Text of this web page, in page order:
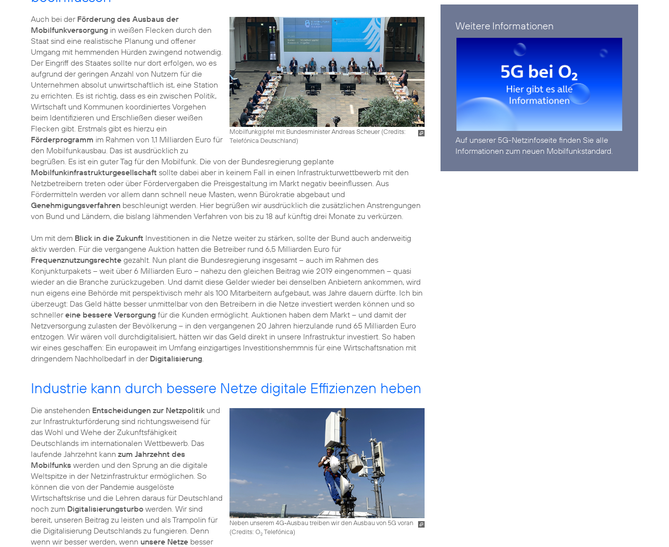
Mobilfunkgipfel mit Bundesminister Andreas Scheuer (Credits:
Telefónica Deutschland)
Auch bei der Förderung des Ausbaus der
Mobilfunkversorgung in weißen Flecken durch den
Staat sind eine realistische Planung und offener
Umgang mit hemmenden Hürden zwingend notwendig.
Der Eingriff des Staates sollte nur dort erfolgen, wo es
aufgrund der geringen Anzahl von Nutzern für die
Unternehmen absolut unwirtschaftlich ist, eine Station
zu errichten. Es ist richtig, dass es ein zwischen Politik,
Wirtschaft und Kommunen koordiniertes Vorgehen
beim Identifizieren und Erschließen dieser weißen
Flecken gibt. Erstmals gibt es hierzu ein
Förderprogramm im Rahmen von 1,1 Milliarden Euro für
den Mobilfunkausbau. Das ist ausdrücklich zu
begrüßen. Es ist ein guter Tag für den Mobilfunk. Die von der Bundesregierung geplante
Mobilfunkinfrastrukturgesellschaft sollte dabei aber in keinem Fall in einen Infrastrukturwettbewerb mit den
Netzbetreibern treten oder über Fördervergaben die Preisgestaltung im Markt negativ beeinflussen. Aus
Fördermitteln werden vor allem dann schnell neue Masten, wenn Bürokratie abgebaut und
Genehmigungsverfahren beschleunigt werden. Hier begrüßen wir ausdrücklich die zusätzlichen Anstrengungen
von Bund und Ländern, die bislang lähmenden Verfahren von bis zu 18 auf künftig drei Monate zu verkürzen.
Um mit dem Blick in die Zukunft Investitionen in die Netze weiter zu stärken, sollte der Bund auch anderweitig
aktiv werden. Für die vergangene Auktion hatten die Betreiber rund 6,5 Milliarden Euro für
Frequenznutzungsrechte gezahlt. Nun plant die Bundesregierung insgesamt – auch im Rahmen des
Konjunkturpakets – weit über 6 Milliarden Euro – nahezu den gleichen Beitrag wie 2019 eingenommen – quasi
wieder an die Branche zurückzugeben. Und damit diese Gelder wieder bei denselben Anbietern ankommen, wird
nun eigens eine Behörde mit perspektivisch mehr als 100 Mitarbeitern aufgebaut, was Jahre dauern dürfte. Ich bin
überzeugt: Das Geld hätte besser unmittelbar von den Betreibern in die Netze investiert werden können und so
schnellereine bessere Versorgung für die Kunden ermöglicht. Auktionen haben dem Markt – und damit der
Netzversorgung zulasten der Bevölkerung – in den vergangenen 20 Jahren hierzulande rund 65 Milliarden Euro
entzogen. Wir wären voll durchdigitalisiert, hätten wir das Geld direkt in unsere Infrastruktur investiert. So haben
wir eines geschaffen: Ein europaweit im Umfang einzigartiges Investitionshemmnis für eine Wirtschaftsnation mit
dringendem Nachholbedarf in der Digitalisierung.
Industrie kann durch bessere Netze digitale Effizienzen heben
Neben unserem 4G-Ausbau treiben wir den Ausbau von 5G voran
(Credits: O2Telefónica)
Die anstehenden Entscheidungen zur Netzpolitik und
zur Infrastrukturförderung sind richtungsweisend für
das Wohl und Wehe der Zukunftsfähigkeit
Deutschlands im internationalen Wettbewerb. Das
laufende Jahrzehnt kann zum Jahrzehnt des
Mobilfunks werden und den Sprung an die digitale
Weltspitze in der Netzinfrastruktur ermöglichen. So
können die von der Pandemie ausgelöste
Wirtschaftskrise und die Lehren daraus für Deutschland
noch zum Digitalisierungsturbo werden. Wir sind
bereit, unseren Beitrag zu leisten und als Trampolin für
die Digitalisierung Deutschlands zu fungieren. Denn
wenn wir besser werden, wenn unsere Netze besser
Weitere Informationen
Auf unserer 5G-Netzinfoseite finden Sie alle
Informationen zum neuen Mobilfunkstandard.